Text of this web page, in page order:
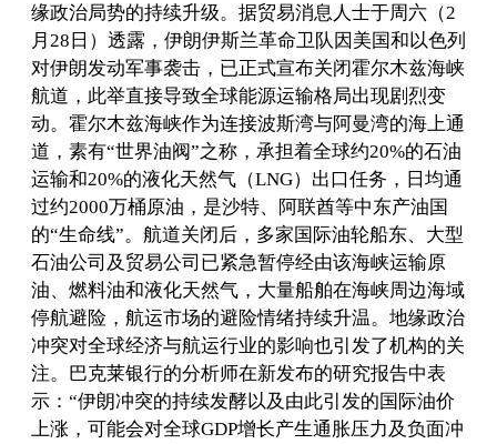
缘政治局势的持续升级。据贸易消息人士于周六（2
月28日）透露，伊朗伊斯兰革命卫队因美国和以色列
对伊朗发动军事袭击，已正式宣布关闭霍尔木兹海峡
航道，此举直接导致全球能源运输格局出现剧烈变
动。霍尔木兹海峡作为连接波斯湾与阿曼湾的海上通
道，素有“世界油阀”之称，承担着全球约20%的石油
运输和20%的液化天然气（LNG）出口任务，日均通
过约2000万桶原油，是沙特、阿联酋等中东产油国
的“生命线”。航道关闭后，多家国际油轮船东、大型
石油公司及贸易公司已紧急暂停经由该海峡运输原
油、燃料油和液化天然气，大量船舶在海峡周边海域
停航避险，航运市场的避险情绪持续升温。地缘政治
冲突对全球经济与航运行业的影响也引发了机构的关
注。巴克莱银行的分析师在新发布的研究报告中表
示：“伊朗冲突的持续发酵以及由此引发的国际油价
上涨，可能会对全球GDP增长产生通胀压力及负面冲